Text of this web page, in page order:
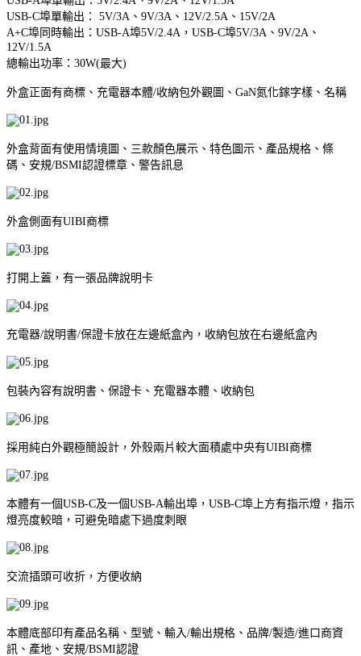
USB-C埠單輸出： 5V/3A、9V/3A、12V/2.5A、15V/2A
A+C埠同時輸出：USB-A埠5V/2.4A，USB-C埠5V/3A、9V/2A、
12V/1.5A
總輸出功率：30W(最大)
外盒正面有商標、充電器本體/收納包外觀圖、GaN氮化鎵字樣、名稱
外盒背面有使用情境圖、三款顏色展示、特色圖示、產品規格、條
碼、安規/BSMI認證標章、警告訊息
外盒側面有UIBI商標
打開上蓋，有一張品牌說明卡
充電器/說明書/保證卡放在左邊紙盒內，收納包放在右邊紙盒內
包裝內容有說明書、保證卡、充電器本體、收納包
採用純白外觀極簡設計，外殼兩片較大面積處中央有UIBI商標
本體有一個USB-C及一個USB-A輸出埠，USB-C埠上方有指示燈，指示
燈亮度較暗，可避免暗處下過度刺眼
交流插頭可收折，方便收納
本體底部印有產品名稱、型號、輸入/輸出規格、品牌/製造/進口商資
訊、產地、安規/BSMI認證